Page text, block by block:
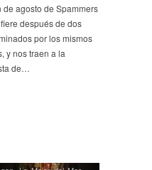
de agosto de Spammers
después de dos
por los mismos
y nos traen a la
de…